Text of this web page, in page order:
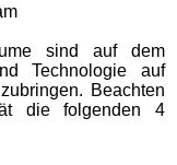
sind auf dem
Technologie auf
Beachten
die folgenden 4